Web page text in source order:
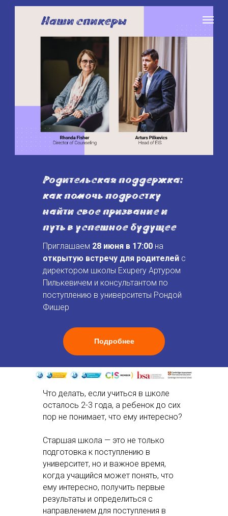
Подробнее
Родительская поддержка:
как помочь подростку
найти свое призвание и
путь в успешное будущее
Приглашаем 28 июня в 17:00 на
открытую встречу для родителей с
директором школы Exupery Артуром
Пилькевичем и консультантом по
поступлению в университеты Рондой
Фишер
Что делать, если учиться в школе
осталось 2-3 года, а ребенок до сих
пор не понимает, что ему интересно?
Старшая школа — это не только
подготовка к поступлению в
университет, но и важное время,
когда учащийся может понять, что
ему интересно, получить первые
результаты и определиться с
направлением для поступления в